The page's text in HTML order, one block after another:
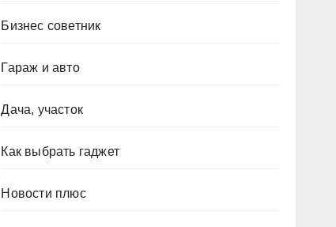
Бизнес советник
Гараж и авто
Дача, участок
Как выбрать гаджет
Новости плюс